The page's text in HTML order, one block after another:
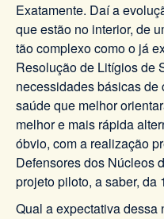
Exatamente. Daí a
que estão no interior, de
tão complexo como o já
Resolução de Litígios de
necessidades básicas
saúde que melhor
melhor e mais rápida
óbvio, com a realização
Defensores dos Núcleos
projeto piloto, a saber, da
Qual a expectativa dessa